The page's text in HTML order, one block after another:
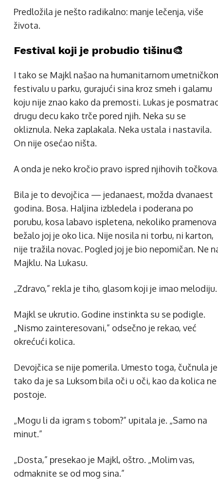
Predložila je nešto radikalno: manje lečenja, više
života.
Festival koji je probudio tišinu🎨
I tako se Majkl našao na humanitarnom
festivalu u parku, gurajući sina kroz smeh i galamu
koju nije znao kako da premosti. Lukas je
drugu decu kako trče pored njih. Neka su se
okliznula. Neka zaplakala. Neka ustala i nastavila.
On nije osećao ništa.
A onda je neko kročio pravo ispred njihovih
Bila je to devojčica — jedanaest, možda dvanaest
godina. Bosa. Haljina izbledela i poderana po
porubu, kosa labavo ispletena, nekoliko pramenova
bežalo joj je oko lica. Nije nosila ni torbu, ni karton,
nije tražila novac. Pogled joj je bio nepomičan. Ne
Majklu. Na Lukasu.
„Zdravo,” rekla je tiho, glasom koji je imao melodiju.
Majkl se ukrutio. Godine instinkta su se podigle.
„Nismo zainteresovani,” odsečno je rekao, već
okrećući kolica.
Devojčica se nije pomerila. Umesto toga, čučnula je
tako da je sa Luksom bila oči u oči, kao da kolica ne
postoje.
„Mogu li da igram s tobom?” upitala je. „Samo na
minut.”
„Dosta,” presekao je Majkl, oštro. „Molim vas,
odmaknite se od mog sina.”